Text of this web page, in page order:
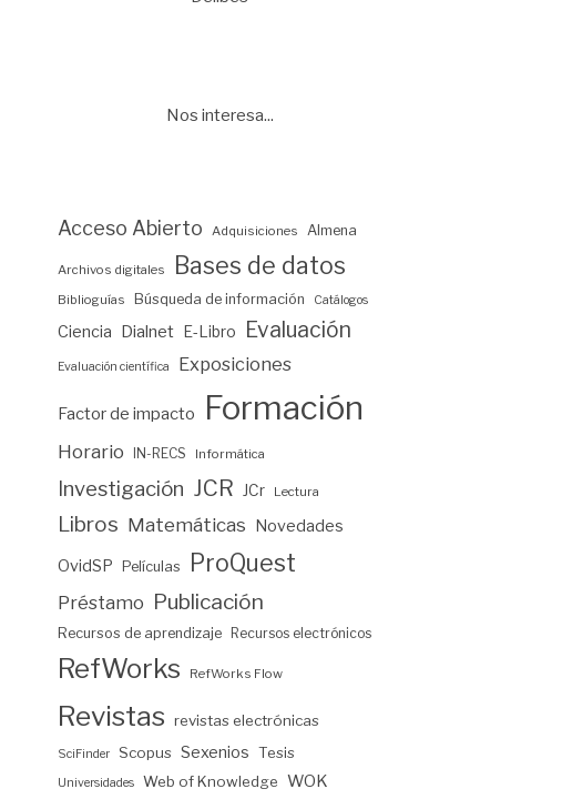
Nos interesa...
Acceso Abierto Adquisiciones Almena
Archivos digitales Bases de datos
Biblioguías Búsqueda de información Catálogos
Ciencia Dialnet E-Libro Evaluación
Evaluación científica Exposiciones
Factor de impacto Formación
Horario IN-RECS Informática
Investigación JCR JCr Lectura
Libros Matemáticas Novedades
OvidSP Películas ProQuest
Préstamo Publicación
Recursos de aprendizaje Recursos electrónicos
RefWorks RefWorks Flow
Revistas revistas electrónicas
SciFinder Scopus Sexenios Tesis
Universidades Web of Knowledge WOK